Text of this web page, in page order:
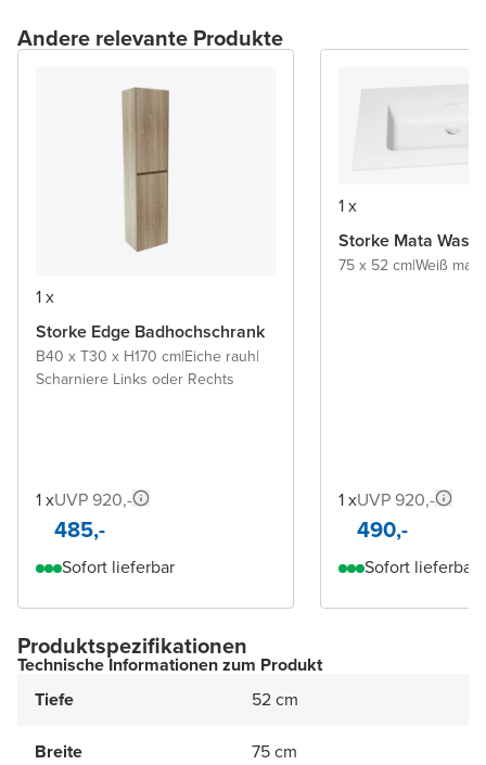
Andere relevante Produkte
1 x
Storke Edge Badhochschrank
B40 x T30 x H170 cm|Eiche rauh|
Scharniere Links oder Rechts
1 xUVP 920,-
485,-
Sofort lieferbar
1 x
Storke Mata
75 x 52 cm|Weiß matt
1 xUVP 920,-
490,-
Sofort lieferbar
Produktspezifikationen
Technische Informationen zum Produkt
Tiefe
52 cm
Breite 75 cm